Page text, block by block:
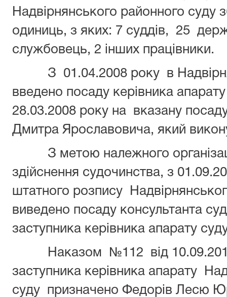
Надвірнянського районного суду
одиниць, з яких: 7 суддів, 25
службовець, 2 інших працівники.
З 01.04.2008 року в
введено посаду керівника
28.03.2008 року на вказану
Дмитра Ярославовича, який
З метою належного
здійснення судочинства, з
штатного розпису
виведено посаду консультанта
заступника керівника апарату
Наказом №112 від
заступника керівника апарату
суду призначено Федорів Лесю